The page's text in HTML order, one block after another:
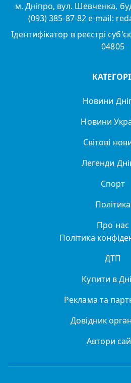
м. Дніпро, вул. Шевченка,
(093) 385-87-82 e-mail:
Ідентифікатор в реєстрі
04805
Новини
Новини
Світові
Легенди
Спорт
Політика
Про нас
Політика
ДТП
Купити в
Реклама та
Довідник
Автори